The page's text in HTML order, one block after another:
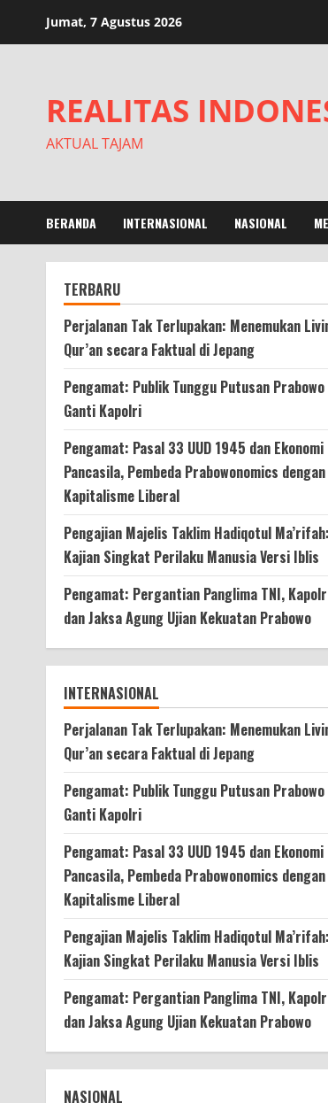
Jumat, 7 Agustus 2026
REALITAS
AKTUAL TAJAM
BERANDA INTERNASIONAL NASIONAL
TERBARU
Perjalanan Tak Terlupakan: Menemukan
Qur’an secara Faktual di Jepang
Pengamat: Publik Tunggu Putusan Prabowo
Ganti Kapolri
Pengamat: Pasal 33 UUD 1945 dan Ekonomi
Pancasila, Pembeda Prabowonomics dengan
Kapitalisme Liberal
Pengajian Majelis Taklim Hadiqotul Ma’rifah:
Kajian Singkat Perilaku Manusia Versi Iblis
Pengamat: Pergantian Panglima TNI,
dan Jaksa Agung Ujian Kekuatan Prabowo
INTERNASIONAL
Perjalanan Tak Terlupakan: Menemukan
Qur’an secara Faktual di Jepang
Pengamat: Publik Tunggu Putusan Prabowo
Ganti Kapolri
Pengamat: Pasal 33 UUD 1945 dan Ekonomi
Pancasila, Pembeda Prabowonomics dengan
Kapitalisme Liberal
Pengajian Majelis Taklim Hadiqotul Ma’rifah:
Kajian Singkat Perilaku Manusia Versi Iblis
Pengamat: Pergantian Panglima TNI,
dan Jaksa Agung Ujian Kekuatan Prabowo
NASIONAL